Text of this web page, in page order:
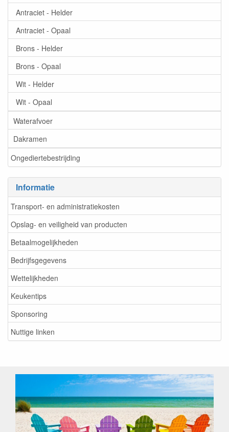
Antraciet - Helder
Antraciet - Opaal
Brons - Helder
Brons - Opaal
Wit - Helder
Wit - Opaal
Waterafvoer
Dakramen
Ongediertebestrijding
Informatie
Transport- en administratiekosten
Opslag- en veiligheid van producten
Betaalmogelijkheden
Bedrijfsgegevens
Wettelijkheden
Keukentips
Sponsoring
Nuttige linken